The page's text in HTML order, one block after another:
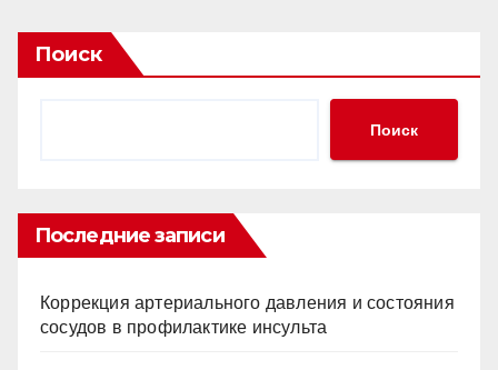
Поиск
Поиск
Последние записи
Коррекция артериального давления и состояния
сосудов в профилактике инсульта